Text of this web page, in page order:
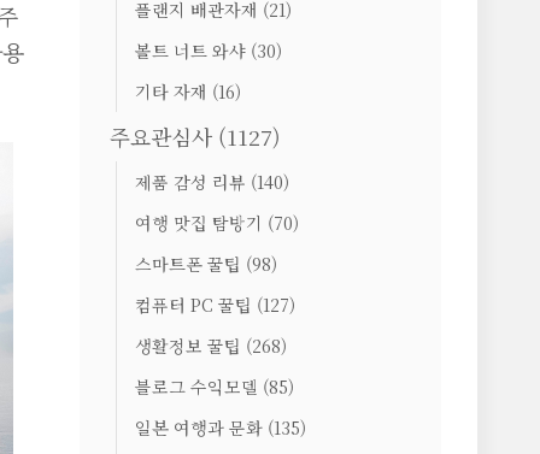
플랜지 배관자재 (21)
볼트 너트 와샤 (30)
기타 자재 (16)
주요관심사 (1127)
제품 감성 리뷰 (140)
여행 맛집 탐방기 (70)
스마트폰 꿀팁 (98)
컴퓨터 PC 꿀팁 (127)
생활정보 꿀팁 (268)
블로그 수익모델 (85)
일본 여행과 문화 (135)